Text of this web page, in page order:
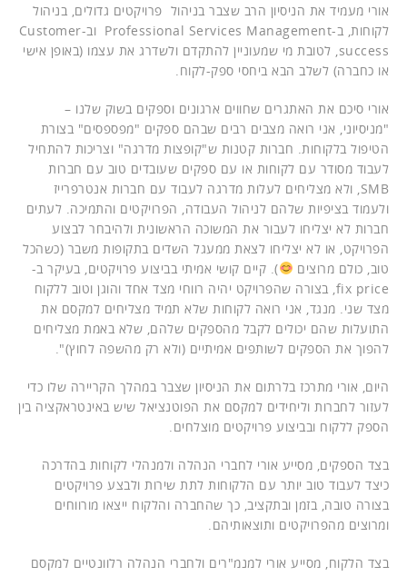
אורי מעמיד את הניסיון הרב שצבר בניהול פרויקטים גדולים, בניהול
לקוחות, ב-Professional Services Management וב-Customer
success, לטובת מי שמעוניין להתקדם ולשדרג את עצמו (באופן אישי
או כחברה) לשלב הבא ביחסי ספק-לקוח.
אורי סיכם את האתגרים שחווים ארגונים וספקים בשוק שלנו –
"מניסיוני, אני רואה מצבים רבים שבהם ספקים "מפספסים" בצורת
הטיפול בלקוחות. חברות קטנות ש"קופצות מדרגה" וצריכות להתחיל
לעבוד מסודר עם לקוחות או עם ספקים שעובדים טוב עם חברות
SMB, ולא מצליחים לעלות מדרגה לעבוד עם חברות אנטרפרייז
ולעמוד בציפיות שלהם לניהול העבודה, הפרויקטים והתמיכה. לעתים
חברות לא יצליחו לעבור את המשוכה הראשונית ולהיבחר לבצוע
הפרויקט, או לא יצליחו לצאת ממעגל השדים בתקופות משבר (כשהכל
טוב, כולם מרוצים
). קיים קושי אמיתי בביצוע פרויקטים, בעיקר ב-
fix price, בצורה שהפרויקט יהיה רווחי מצד אחד והוגן וטוב ללקוח
מצד שני. מנגד, אני רואה לקוחות שלא תמיד מצליחים למקסם את
התועלות שהם יכולים לקבל מהספקים שלהם, שלא באמת מצליחים
להפוך את הספקים לשותפים אמיתיים (ולא רק מהשפה לחוץ)".
היום, אורי מתרכז בלרתום את הניסיון שצבר במהלך הקריירה שלו כדי
לעזור לחברות וליחידים למקסם את הפוטנציאל שיש באינטראקציה בין
הספק ללקוח ובביצוע פרויקטים מוצלחים.
בצד הספקים, מסייע אורי לחברי הנהלה ולמנהלי לקוחות בהדרכה
כיצד לעבוד טוב יותר עם הלקוחות לתת שירות ולבצע פרויקטים
בצורה טובה, בזמן ובתקציב, כך שהחברה והלקוח ייצאו מורווחים
ומרוצים מהפרויקטים ותוצאותיהם.
בצד הלקוח, מסייע אורי למנמ"רים ולחברי הנהלה רלוונטיים למקסם